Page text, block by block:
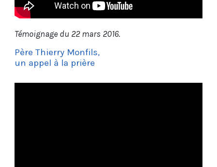
Témoignage du 22 mars 2016.
Père Thierry Monfils,
un appel à la prière